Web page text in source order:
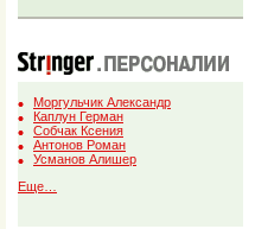
Моргульчик Александр
Каплун Герман
Собчак Ксения
Антонов Роман
Усманов Алишер
Еще…